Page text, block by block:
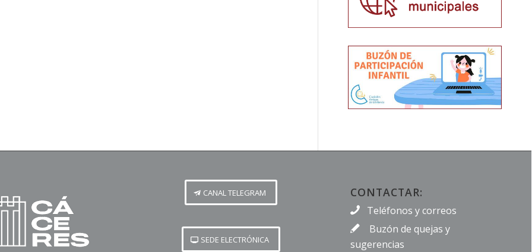
CANAL TELEGRAM
SEDE ELECTRÓNICA
CONTACTAR:
Teléfonos y correos
Buzón de quejas y
sugerencias